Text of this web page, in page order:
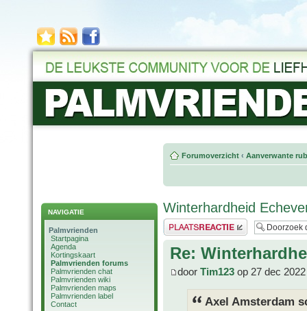
NAVIGATIE
Palmvrienden
Startpagina
Agenda
Kortingskaart
Palmvrienden forums
Palmvrienden chat
Palmvrienden wiki
Palmvrienden maps
Palmvrienden label
Contact
Forumoverzicht ‹ Aanverwante
Winterhardheid
Plaats een reactie
Re:
door Tim123 op 27 dec
Axel Amsterdam